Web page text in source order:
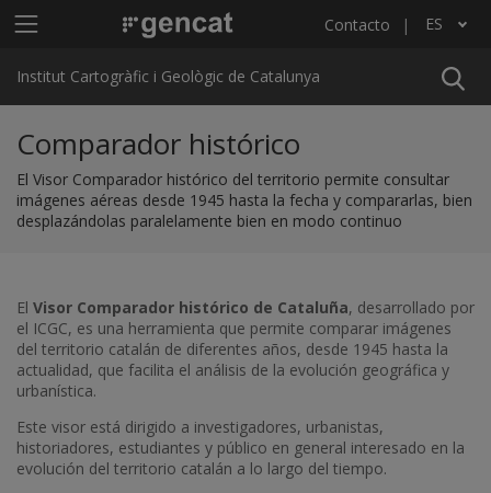
Menú principal ICGC Contacto ES
Lista adicional de acciones
Institut Cartogràfic i Geològic de Catalunya
Comparador histórico
El Visor Comparador histórico del territorio permite consultar
imágenes aéreas desde 1945 hasta la fecha y compararlas, bien
desplazándolas paralelamente bien en modo continuo
El Visor Comparador histórico de Cataluña, desarrollado por
el ICGC, es una herramienta que permite comparar imágenes
del territorio catalán de diferentes años, desde 1945 hasta la
actualidad, que facilita el análisis de la evolución geográfica y
urbanística.
Este visor está dirigido a investigadores, urbanistas,
historiadores, estudiantes y público en general interesado en la
evolución del territorio catalán a lo largo del tiempo.